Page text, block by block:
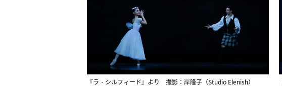
『ラ・シルフィード』より 撮影：岸隆子（Studio Elenish）